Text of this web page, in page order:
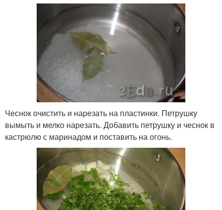
Чеснок очистить и нарезать на пластинки. Петрушку
вымыть и мелко нарезать. Добавить петрушку и чеснок в
кастрюлю с маринадом и поставить на огонь.